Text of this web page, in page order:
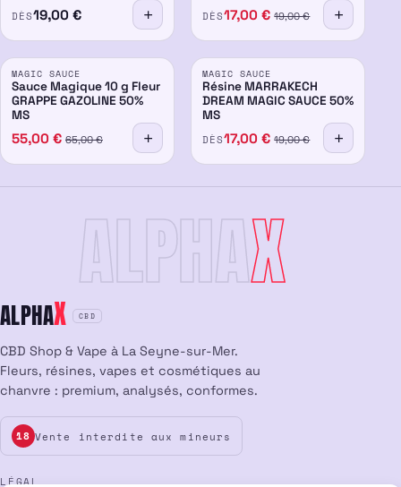
DÈS19,00€ DÈS17,00€ 19,00€
50%
PROMO
MAGIC SAUCE
Sauce Magique 10 g Fleur
GRAPPE GAZOLINE 50%
MS
55,00 € 65,00€
50%
PROMO
MAGIC SAUCE
Résine MARRAKECH
DREAM MAGIC SAUCE 50%
MS
DÈS17,00€ 19,00€
ALPHAX
ALPHAX CBD
CBD Shop & Vape à La Seyne-sur-Mer.
Fleurs, résines, vapes et cosmétiques au
chanvre : premium, analysés, conformes.
18 Vente interdite aux mineurs
LÉGAL